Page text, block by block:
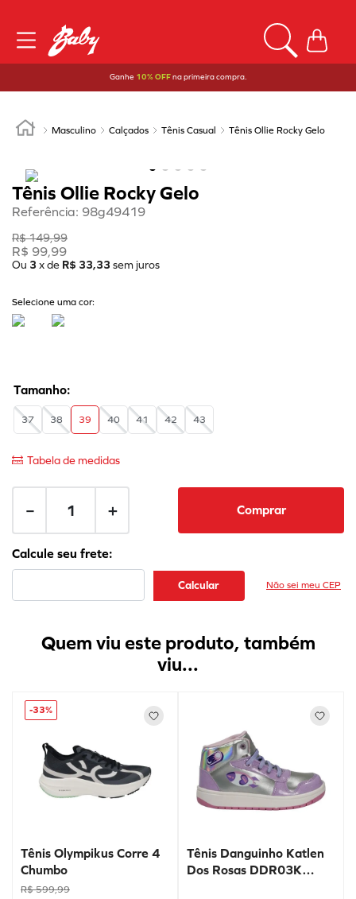
Ganhe 10% OFFna primeira compra.
Masculino Calçados Tênis Casual Tênis Ollie Rocky Gelo
Tênis Ollie Rocky Gelo
Referência: 98g49419
R$149,99
R$ 99,99
Ou 3 x de R$ 33,33 sem juros
Selecione uma cor:
37 38 39 40 41 42 43
Tabela de medidas
＋
－ Comprar
Não sei meu CEP
Quem viu este produto, também
viu...
-33%
Tênis Olympikus Corre 4
Chumbo
R$ 599,99
Tênis Danguinho Katlen
Dos Rosas DDR03K